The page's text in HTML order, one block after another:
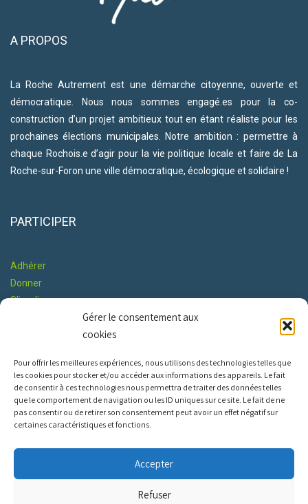
Gérer le consentement aux
cookies
Pour offrir les meilleures expériences, nous utilisons des technologies telles que
les cookies pour stocker et/ou accéder aux informations des appareils. Le fait
de consentir à ces technologies nous permettra de traiter des données telles
que le comportement de navigation ou les ID uniques sur ce site. Le fait de ne
pas consentir ou de retirer son consentement peut avoir un effet négatif sur
certaines caractéristiques et fonctions.
Accepter
Refuser
A PROPOS
La Roche Autrement est une démarche citoyenne, ouverte et
démocratique. Nous nous sommes engagé.es pour la co-
construction d’un projet ambitieux tout en étant réaliste pour les
prochaines élections municipales. Notre ambition : permettre à
chaque Rochois.e d’agir pour la vie politique locale et faire de La
Roche-sur-Foron une ville démocratique, écologique et solidaire !
PARTICIPER
Adhérer
Donner
S'impliquer
Co-construire le Programme
RESTONS EN CONTACT